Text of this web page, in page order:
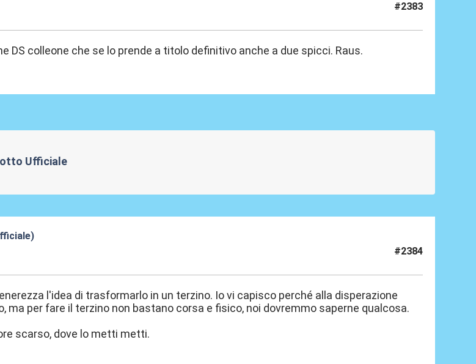
#2383
DS colleone che se lo prende a titolo definitivo anche a due spicci. Raus.
Ufficiale
#2384
l'idea di trasformarlo in un terzino. Io vi capisco perché alla disperazione
ma per fare il terzino non bastano corsa e fisico, noi dovremmo saperne qualcosa.
scarso, dove lo metti metti.